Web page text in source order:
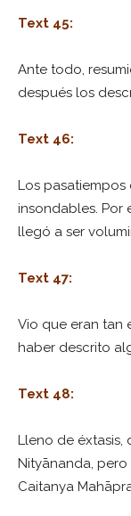
Text 45:
Ante todo,
después los
Text 46:
Los pasatiempos
insondables. Por
llegó a ser
Text 47:
Vio que eran tan
haber descrito
Text 48:
Lleno de éxtasis,
Nityānanda,
Caitanya